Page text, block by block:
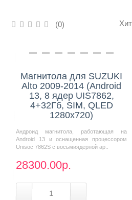
(0) Хит
Нашли дешевле?
Магнитола для SUZUKI
Alto 2009-2014 (Android
13, 8 ядер UIS7862,
4+32Гб, SIM, QLED
1280x720)
Андроид магнитола, работающая на
Android 13 и оснащенная процессором
Unisoc 7862S с восьмиядерной ар..
28300.00р.